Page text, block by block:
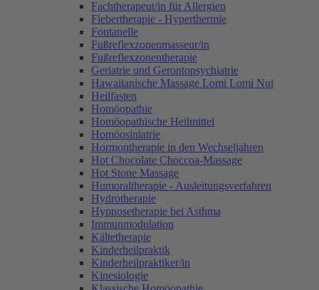
Fachtherapeut/in für Allergien
Fiebertherapie - Hyperthermie
Fontanelle
Fußreflexzonenmasseur/in
Fußreflexzonentherapie
Geriatrie und Gerontopsychiatrie
Hawaiianische Massage Lomi Lomi Nui
Heilfasten
Homöopathie
Homöopathische Heilmittel
Homöosiniatrie
Hormontherapie in den Wechseljahren
Hot Chocolate Choccoa-Massage
Hot Stone Massage
Humoraltherapie - Ausleitungsverfahren
Hydrotherapie
Hypnosetherapie bei Asthma
Immunmodulation
Kältetherapie
Kinderheilpraktik
Kinderheilpraktiker/in
Kinesiologie